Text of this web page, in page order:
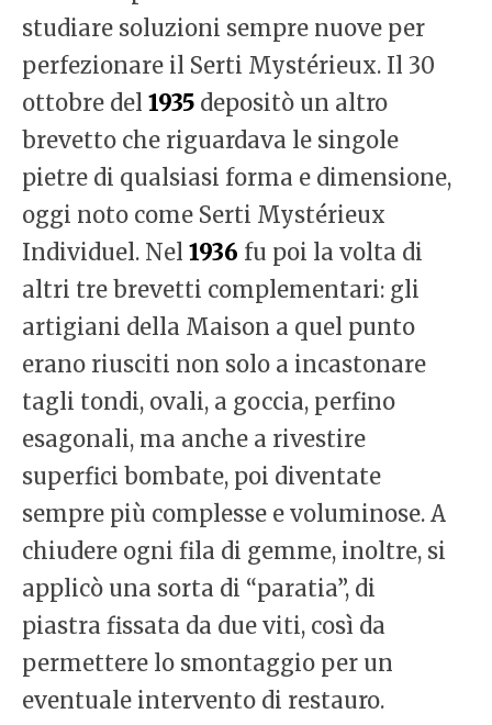
studiare soluzioni sempre nuove per
perfezionare il Serti Mystérieux. Il 30
ottobre del 1935 depositò un altro
brevetto che riguardava le singole
pietre di qualsiasi forma e dimensione,
oggi noto come Serti Mystérieux
Individuel. Nel 1936 fu poi la volta di
altri tre brevetti complementari: gli
artigiani della Maison a quel punto
erano riusciti non solo a incastonare
tagli tondi, ovali, a goccia, perfino
esagonali, ma anche a rivestire
superfici bombate, poi diventate
sempre più complesse e voluminose. A
chiudere ogni fila di gemme, inoltre, si
applicò una sorta di “paratia”, di
piastra fissata da due viti, così da
permettere lo smontaggio per un
eventuale intervento di restauro.